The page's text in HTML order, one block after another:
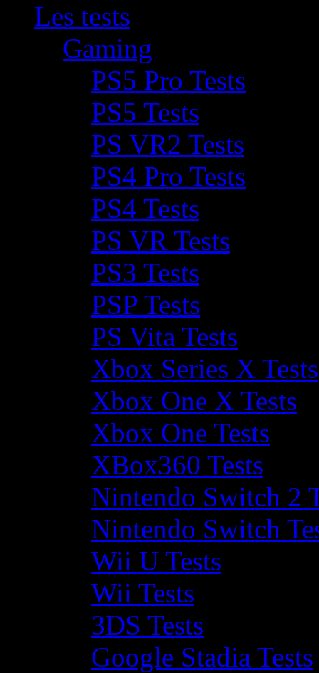
Les tests
Gaming
PS5 Pro Tests
PS5 Tests
PS VR2 Tests
PS4 Pro Tests
PS4 Tests
PS VR Tests
PS3 Tests
PSP Tests
PS Vita Tests
Xbox Series X Tests
Xbox One X Tests
Xbox One Tests
XBox360 Tests
Nintendo Switch 2
Nintendo Switch
Wii U Tests
Wii Tests
3DS Tests
Google Stadia Tests